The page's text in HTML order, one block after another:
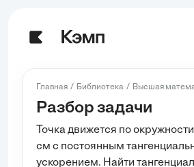
Главная Библиотека Высшая
Разбор задачи
Точка движется по
см с постоянным
ускорением. Найти